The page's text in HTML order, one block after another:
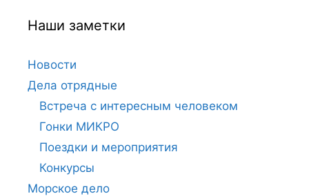
Наши заметки
Новости
Дела отрядные
Встреча с интересным человеком
Гонки МИКРО
Поездки и мероприятия
Конкурсы
Морское дело